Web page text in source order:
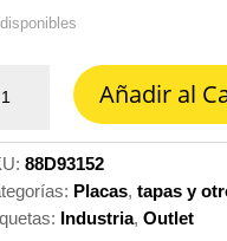
disponibles
Añadir al
88D93152
Placas,tapas y
Industria,Outlet